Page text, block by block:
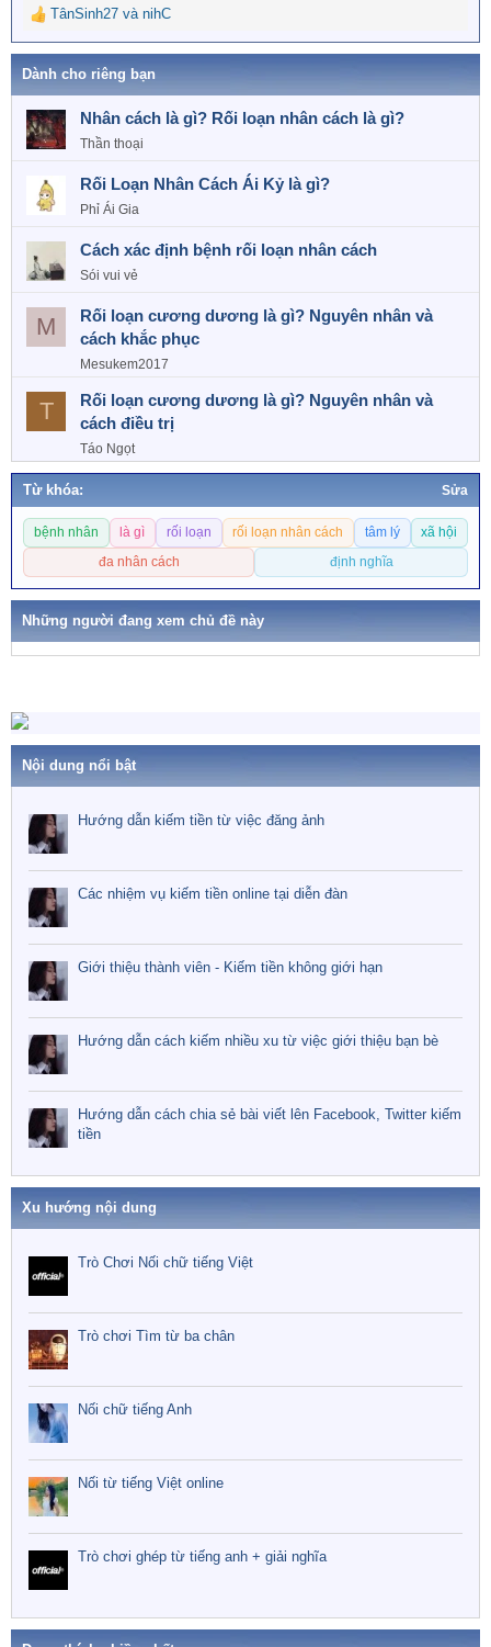
R
e
c
t
i
o
n
TânSinh27 và nihC
Dành cho riêng bạn
Nhân cách là gì? Rối loạn nhân cách là gì?
Thần thoại
Rối Loạn Nhân Cách Ái Kỷ là gì?
Phỉ Ái Gia
Cách xác định bệnh rối loạn nhân cách
Sói vui vẻ
M
Rối loạn cương dương là gì? Nguyên nhân và
cách khắc phục
Mesukem2017
T
Rối loạn cương dương là gì? Nguyên nhân và
cách điều trị
Táo Ngọt
Từ khóa: Sửa
h
bệnh nhân là gì rối loạn rối loạn nhân cách tâm lý
xã hội
đa nhân cách
định nghĩa
Những người đang xem chủ đề này
Nội dung nổi bật
Hướng dẫn kiếm tiền từ việc đăng ảnh
Các nhiệm vụ kiếm tiền online tại diễn đàn
Giới thiệu thành viên - Kiếm tiền không giới hạn
Hướng dẫn cách kiếm nhiều xu từ việc giới thiệu bạn bè
Hướng dẫn cách chia sẻ bài viết lên Facebook, Twitter kiếm
tiền
Xu hướng nội dung
Trò Chơi Nối chữ tiếng Việt
Trò chơi Tìm từ ba chân
Nối chữ tiếng Anh
Nối từ tiếng Việt online
Trò chơi ghép từ tiếng anh + giải nghĩa